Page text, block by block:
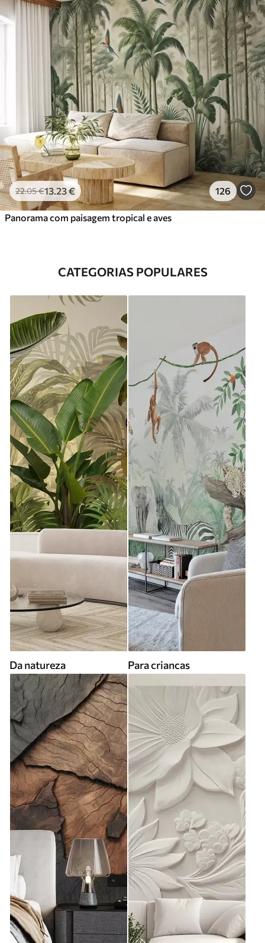
22.05€13 .23€ 126
Panorama com paisagem tropical e aves
CATEGORIAS POPULARES
Da natureza Para criancas